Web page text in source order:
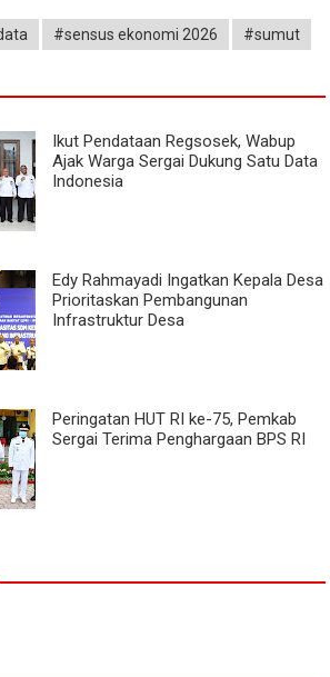
#sensus ekonomi 2026 #sumut
Ikut Pendataan Regsosek, Wabup
Ajak Warga Sergai Dukung Satu Data
Indonesia
Edy Rahmayadi Ingatkan Kepala Desa
Prioritaskan Pembangunan
Infrastruktur Desa
Peringatan HUT RI ke-75, Pemkab
Sergai Terima Penghargaan BPS RI